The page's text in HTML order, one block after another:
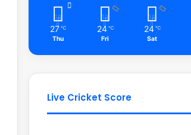
27 ℃
Thu
24 ℃
Fri
24 ℃
Sat
Live Cricket Score